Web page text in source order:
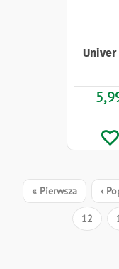
Stronicowanie
Pierwsza
strona
« Pierwsza ‹
Strona
12